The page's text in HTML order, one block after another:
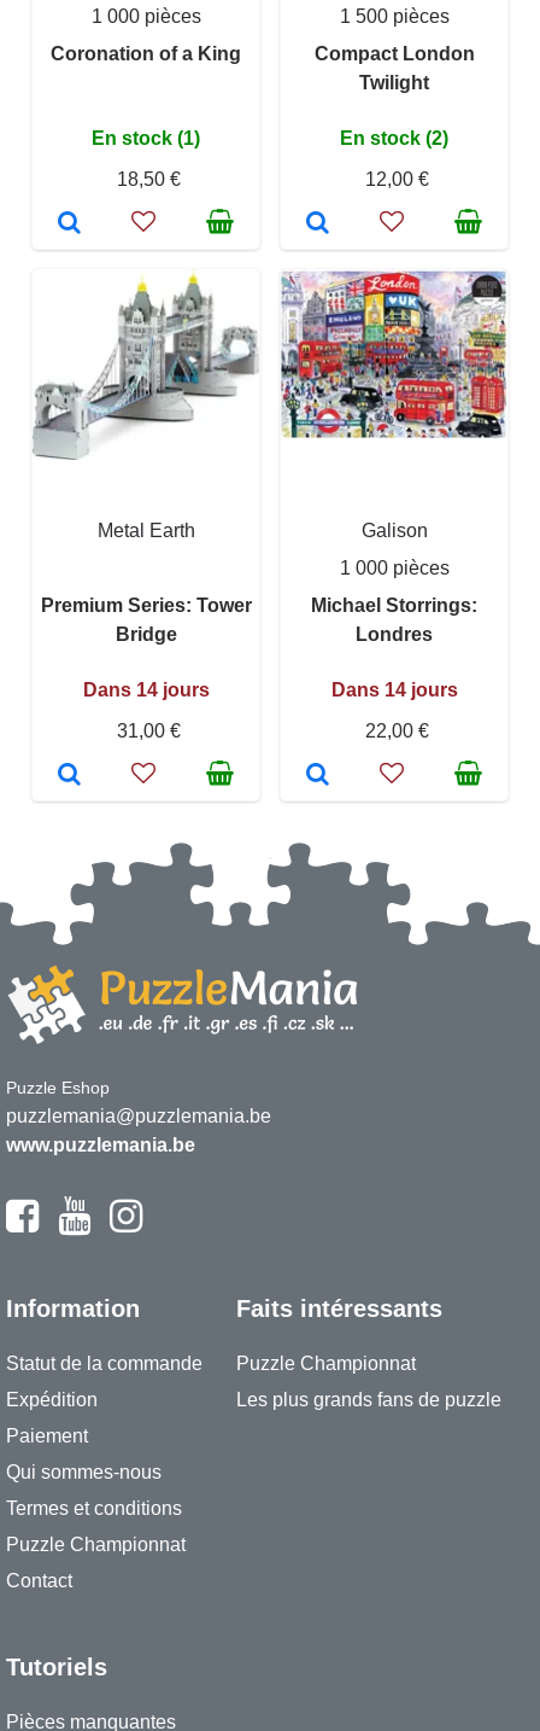
1 000 pièces
Coronation of a King
En stock (1)
18,50 €
1 500 pièces
Compact London
Twilight
En stock (2)
12,00 €
Metal Earth
Premium Series: Tower
Bridge
Dans 14 jours
31,00 €
Galison
1 000 pièces
Michael Storrings:
Londres
Dans 14 jours
22,00 €
Puzzle Eshop
puzzlemania@puzzlemania.be
www.puzzlemania.be
Information
Statut de la commande
Expédition
Paiement
Qui sommes-nous
Termes et conditions
Puzzle Championnat
Contact
Faits intéressants
Puzzle Championnat
Les plus grands fans de puzzle
Tutoriels
Pièces manquantes